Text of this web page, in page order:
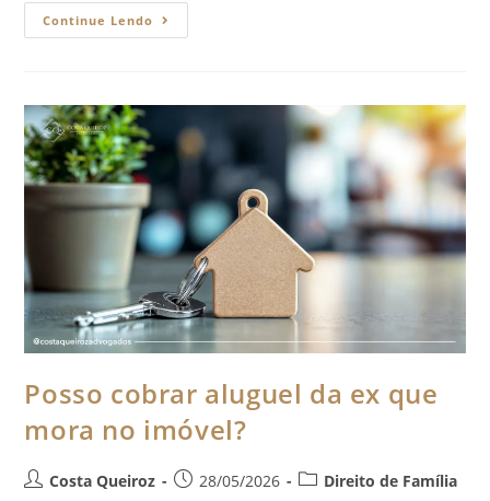
Continue Lendo
Posso cobrar aluguel da ex que
mora no imóvel?
Costa Queiroz 28/05/2026 Direito de Família